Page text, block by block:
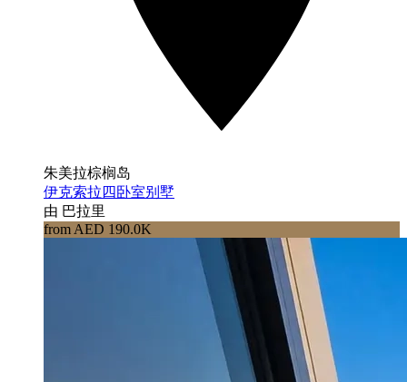
朱美拉棕榈岛
伊克索拉四卧室别墅
由 巴拉里
from AED 190.0K